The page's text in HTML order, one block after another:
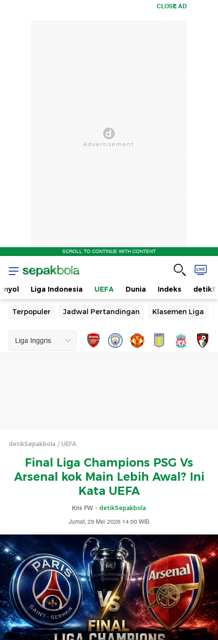
CLOSE AD
SCROLL TO CONTINUE WITH CONTENT
Liga Indonesia UEFA Dunia Indeks
Terpopuler Jadwal Pertandingan Klasemen Liga
detikSepakbola UEFA
Final Liga Champions PSG Vs
Arsenal kok Main Lebih Awal? Ini
Kata UEFA
Kris FW - detikSepakbola
Jumat, 29 Mei 2026 14:00 WIB